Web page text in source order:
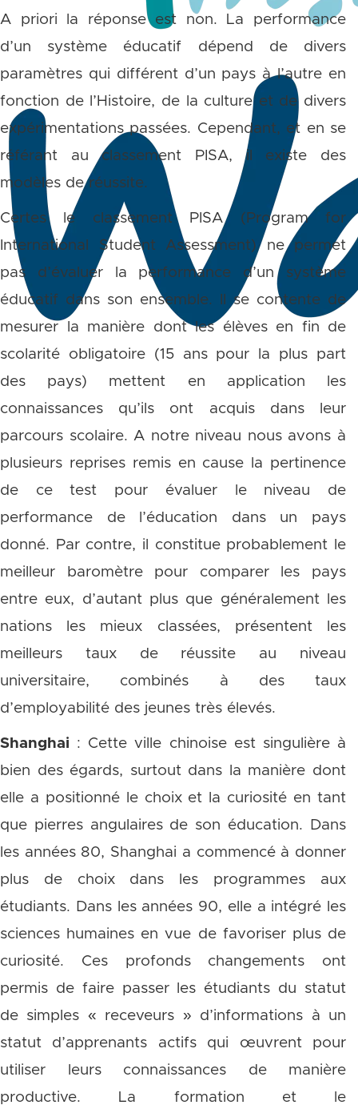
A priori la réponse est non. La performance
d’un système éducatif dépend de divers
paramètres qui différent d’un pays à l’autre en
fonction de l’Histoire, de la culture et de divers
expérimentations passées. Cependant, et en se
référant au classement PISA, il existe des
modèles de réussite.
Certes le classement PISA (Program for
International Student Assessment) ne permet
pas d’évaluer la performance d’un système
éducatif dans son ensemble. Il se contente de
mesurer la manière dont les élèves en fin de
scolarité obligatoire (15 ans pour la plus part
des pays) mettent en application les
connaissances qu’ils ont acquis dans leur
parcours scolaire. A notre niveau nous avons à
plusieurs reprises remis en cause la pertinence
de ce test pour évaluer le niveau de
performance de l’éducation dans un pays
donné. Par contre, il constitue probablement le
meilleur baromètre pour comparer les pays
entre eux, d’autant plus que généralement les
nations les mieux classées, présentent les
meilleurs taux de réussite au niveau
universitaire, combinés à des taux
d’employabilité des jeunes très élevés.
Shanghai : Cette ville chinoise est singulière à
bien des égards, surtout dans la manière dont
elle a positionné le choix et la curiosité en tant
que pierres angulaires de son éducation. Dans
les années 80, Shanghai a commencé à donner
plus de choix dans les programmes aux
étudiants. Dans les années 90, elle a intégré les
sciences humaines en vue de favoriser plus de
curiosité. Ces profonds changements ont
permis de faire passer les étudiants du statut
de simples « receveurs » d’informations à un
statut d’apprenants actifs qui œuvrent pour
utiliser leurs connaissances de manière
productive. La formation et le